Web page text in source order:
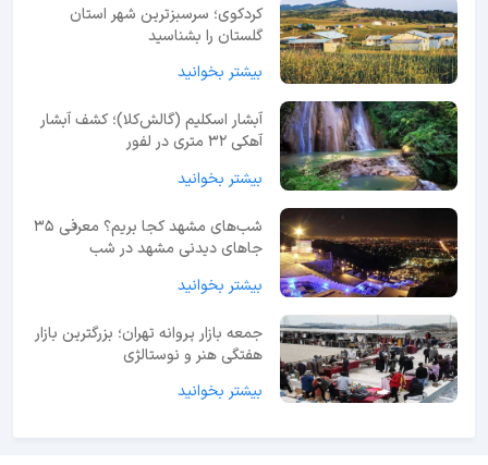
کردکوی؛ سرسبزترین شهر استان
گلستان را بشناسید
بیشتر بخوانید
آبشار اسکلیم (گالش‌کلا)؛ کشف آبشار
آهکی ۳۲ متری در لفور
بیشتر بخوانید
شب‌های مشهد کجا بریم؟ معرفی 35
جاهای دیدنی مشهد در شب
بیشتر بخوانید
جمعه بازار پروانه تهران؛ بزرگترین بازار
هفتگی هنر و نوستالژی
بیشتر بخوانید